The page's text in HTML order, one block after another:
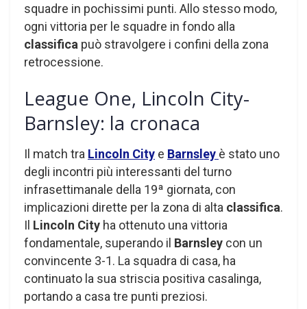
squadre in pochissimi punti. Allo stesso modo,
ogni vittoria per le squadre in fondo alla
classifica può stravolgere i confini della zona
retrocessione.
League One, Lincoln City-
Barnsley: la cronaca
Il match tra Lincoln City e Barnsley è stato uno
degli incontri più interessanti del turno
infrasettimanale della 19ª giornata, con
implicazioni dirette per la zona di alta classifica.
Il Lincoln City ha ottenuto una vittoria
fondamentale, superando il Barnsley con un
convincente 3-1. La squadra di casa, ha
continuato la sua striscia positiva casalinga,
portando a casa tre punti preziosi.